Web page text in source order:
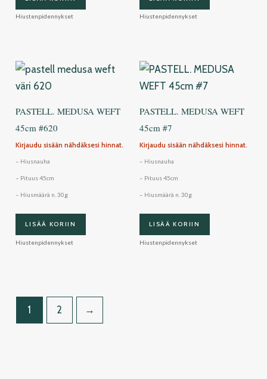
Hiustenpidennykset Hiustenpidennykset
PASTELL. MEDUSA WEFT
45cm #620
Kirjaudu sisään nähdäksesi hinnat.
– Hiusnauha
– Pituus 45cm
– Hiusmäärä n. 30g
LISÄÄ KORIIN
Hiustenpidennykset
PASTELL. MEDUSA WEFT
45cm #7
Kirjaudu sisään nähdäksesi hinnat.
– Hiusnauha
– Pituus 45cm
– Hiusmäärä n. 30g
LISÄÄ KORIIN
Hiustenpidennykset
1 2 →